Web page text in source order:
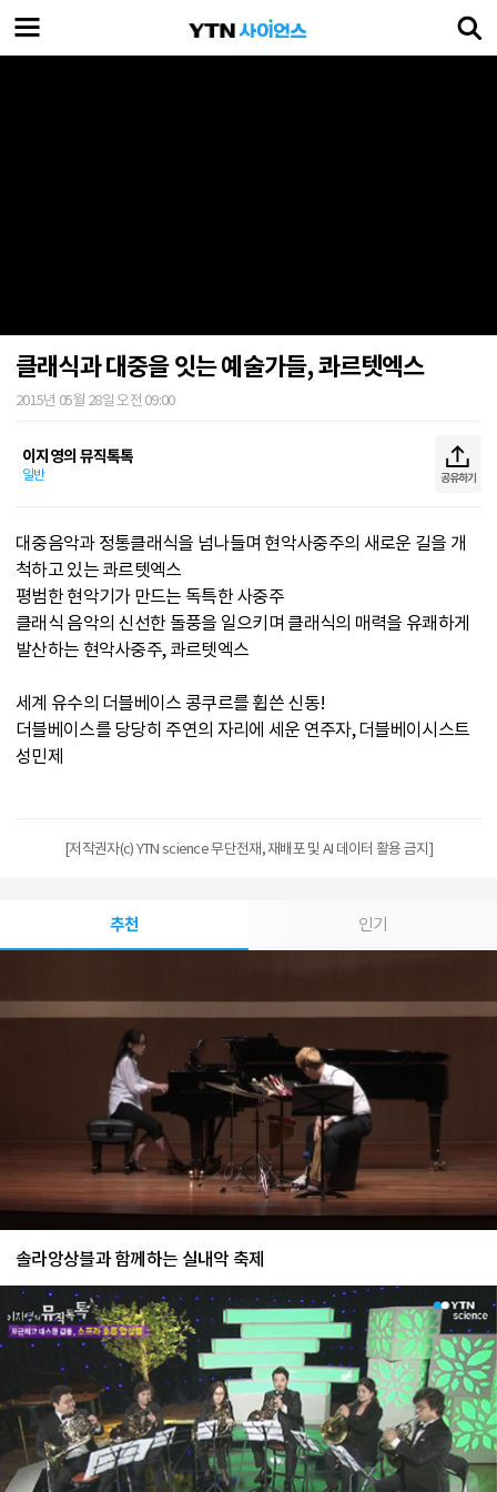
클래식과 대중을 잇는 예술가들, 콰르텟엑스
2015년 05월 28일 오전 09:00
이지영의 뮤직톡톡
일반 공유하기
대중음악과 정통클래식을 넘나들며 현악사중주의 새로운 길을 개
척하고 있는 콰르텟엑스
평범한 현악기가 만드는 독특한 사중주
클래식 음악의 신선한 돌풍을 일으키며 클래식의 매력을 유쾌하게
발산하는 현악사중주, 콰르텟엑스
세계 유수의 더블베이스 콩쿠르를 휩쓴 신동!
더블베이스를 당당히 주연의 자리에 세운 연주자, 더블베이시스트
성민제
[저작권자(c) YTN science 무단전재, 재배포 및 AI 데이터 활용 금지]
추천 인기
솔라앙상블과 함께하는 실내악 축제